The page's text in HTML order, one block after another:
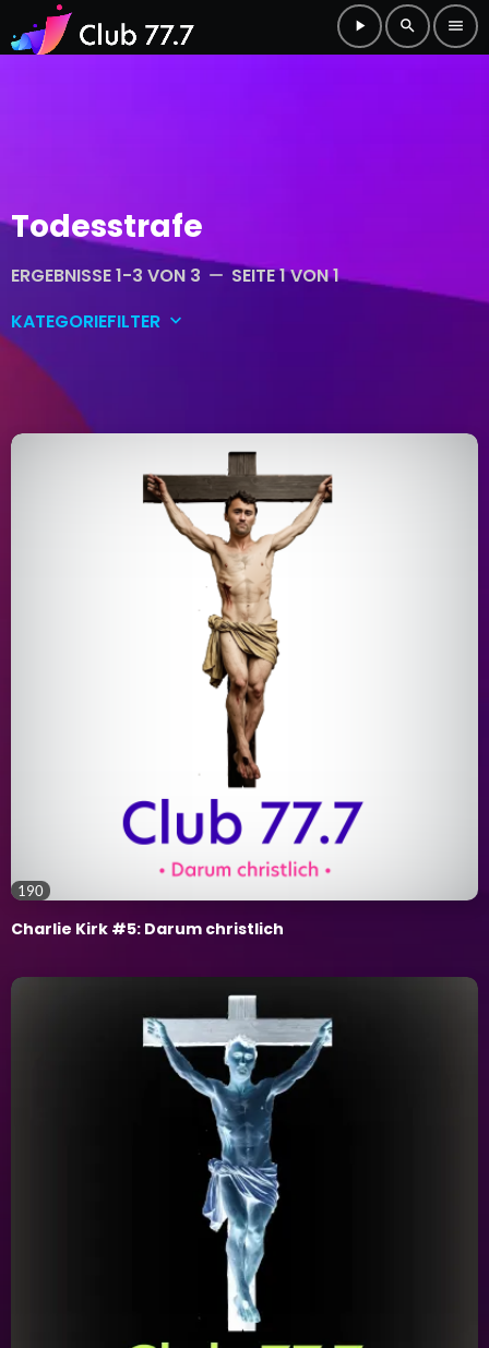
play_arrow search menu
Todesstrafe
ERGEBNISSE 1-3 VON 3 remove SEITE 1 VON 1
KATEGORIEFILTER keyboard_arrow_down
Allgemein
190
Charlie Kirk #5: Darum christlich